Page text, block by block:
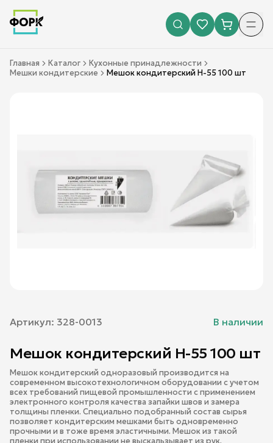
Главная Каталог
Кухонные принадлежности
Мешки кондитерские
Мешок кондитерский Н-55 100 шт
Артикул: 328-0013 В наличии
Мешок кондитерский Н-55 100 шт
Мешок кондитерский одноразовый производится на
современном высокотехнологичном оборудовании с учетом
всех требований пищевой промышленности с применением
электронного контроля качества запайки швов и замера
толщины пленки. Специально подобранный состав сырья
позволяет кондитерским мешками быть одновременно
прочными и в тоже время эластичными. Мешок из такой
пленки при использовании не выскальзывает из рук.